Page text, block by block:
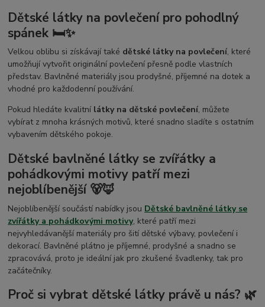
Dětské látky na povlečení pro pohodlný
spánek 🛏️✨
Velkou oblibu si získávají také dětské látky na povlečení, které
umožňují vytvořit originální povlečení přesně podle vlastních
představ. Bavlněné materiály jsou prodyšné, příjemné na dotek a
vhodné pro každodenní používání.
Pokud hledáte kvalitní látky na dětské povlečení, můžete
vybírat z mnoha krásných motivů, které snadno sladíte s ostatním
vybavením dětského pokoje.
Dětské bavlněné látky se zvířátky a
pohádkovými motivy patří mezi
nejoblíbenější 🐻🦊
Nejoblíbenější součástí nabídky jsou Dětské bavlněné látky se
zvířátky a pohádkovými motivy, které patří mezi
nejvyhledávanější materiály pro šití dětské výbavy, povlečení i
dekorací. Bavlněné plátno je příjemné, prodyšné a snadno se
zpracovává, proto je ideální jak pro zkušené švadlenky, tak pro
začátečníky.
Proč si vybrat dětské látky právě u nás? 🌿